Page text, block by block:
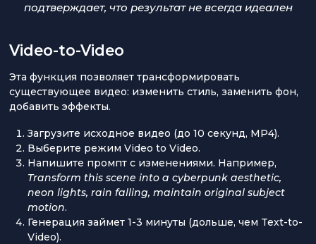
подтверждает, что результат не всегда идеален
Video-to-Video
Эта функция позволяет трансформировать
существующее видео: изменить стиль, заменить фон,
добавить эффекты.
Загрузите исходное видео (до 10 секунд, MP4).
Выберите режим Video to Video.
Напишите промпт с изменениями. Например,
Transform this scene into a cyberpunk aesthetic,
neon lights, rain falling, maintain original subject
motion.
Генерация займет 1-3 минуты (дольше, чем Text-to-
Video).